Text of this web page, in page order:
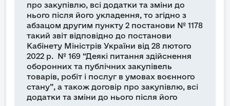
про закупівлю, всі додатки та зміни до
нього після його укладення, то згідно з
абзацом другим пункту 2 постанови № 1178
такий звіт відповідно до постанови
Кабінету Міністрів України від 28 лютого
2022 р. № 169 “Деякі питання здійснення
оборонних та публічних закупівель
товарів, робіт і послуг в умовах воєнного
стану”, а також договір про закупівлю, всі
додатки та зміни до нього після його